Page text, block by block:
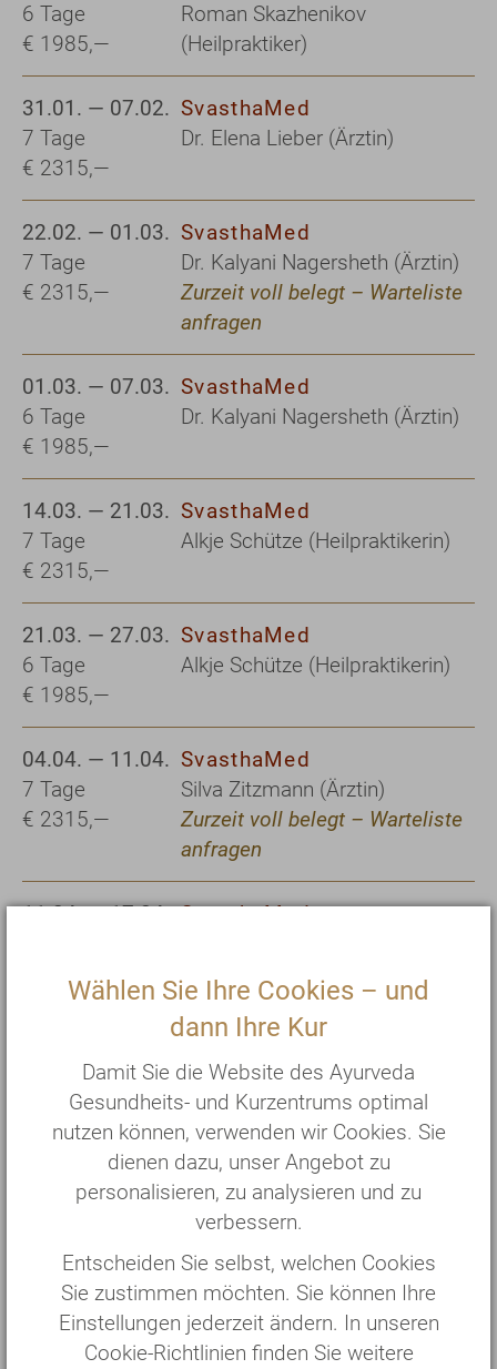
Wählen Sie Ihre Cookies – und
dann Ihre Kur
Damit Sie die Website des Ayurveda
Gesundheits- und Kurzentrums optimal
nutzen können, verwenden wir Cookies. Sie
dienen dazu, unser Angebot zu
personalisieren, zu analysieren und zu
verbessern.
Entscheiden Sie selbst, welchen Cookies
Sie zustimmen möchten. Sie können Ihre
Einstellungen jederzeit ändern. In unseren
Cookie-Richtlinien finden Sie weitere
6 Tage
€ 1985,—
Roman Skazhenikov
(Heilpraktiker)
31.01. — 07.02.
7 Tage
€ 2315,—
SvasthaMed
Dr. Elena Lieber (Ärztin)
22.02. — 01.03.
7 Tage
€ 2315,—
SvasthaMed
Dr. Kalyani Nagersheth (Ärztin)
Zurzeit voll belegt – Warteliste
anfragen
01.03. — 07.03.
6 Tage
€ 1985,—
SvasthaMed
Dr. Kalyani Nagersheth (Ärztin)
14.03. — 21.03.
7 Tage
€ 2315,—
SvasthaMed
Alkje Schütze (Heilpraktikerin)
21.03. — 27.03.
6 Tage
€ 1985,—
SvasthaMed
Alkje Schütze (Heilpraktikerin)
04.04. — 11.04.
7 Tage
€ 2315,—
SvasthaMed
Silva Zitzmann (Ärztin)
Zurzeit voll belegt – Warteliste
anfragen
11.04. — 17.04.
€ 1985,—
SvasthaMed
7 Tage
€ 2315,—
SvasthaMed
Petra Eich-Mylo (Heilpraktikerin)
und Prof. Dr. Shivenarain Gupta
21.05. — 28.05.
7 Tage
SvasthaMed
Silva Zitzmann (Ärztin)
12.06. — 19.06.
7 Tage
€ 2315,—
SvasthaMed
Dr. Kalyani Nagersheth (Ärztin)